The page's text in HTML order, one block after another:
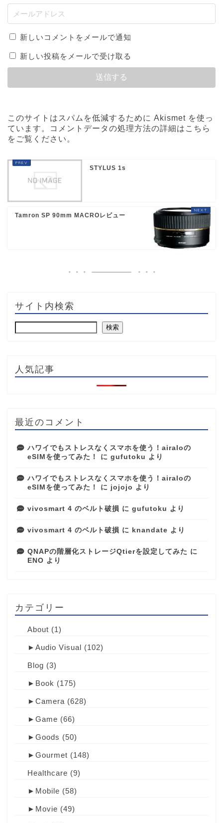
新しいコメントをメールで通知
新しい投稿をメールで受け取る
このサイトはスパムを低減するために Akismet を使っ
ています。
コメントデータの処理方法の詳細はこちら
をご覧ください 。
STYLUS 1s
Tamron SP 90mm MACROレビュー
サイト内検索
検索
人気記事
最近のコメント
ハワイでもストレスなくスマホを使う！airaloの
eSIMを使ってみた！
に gufutoku より
ハワイでもストレスなくスマホを使う！airaloの
eSIMを使ってみた！
に jojojo より
vivosmart 4 のベルト破損 に gufutoku より
vivosmart 4 のベルト破損 に knandate より
QNAPの階層化ストレージQtierを設定してみた に
ENO より
カテゴリー
About (1)
► Audio Visual (102)
Blog (3)
► Book (175)
► Camera (628)
► Game (66)
► Goods (50)
► Gourmet (148)
Healthcare (9)
► Mobile (58)
► Movie (49)